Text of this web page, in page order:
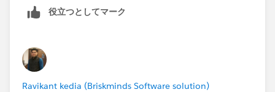
役立つとしてマーク
Ravikant kedia (Briskminds Software solution)